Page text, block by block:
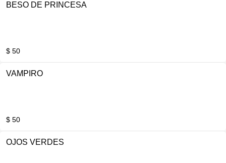
BESO DE PRINCESA
$ 50
VAMPIRO
$ 50
OJOS VERDES